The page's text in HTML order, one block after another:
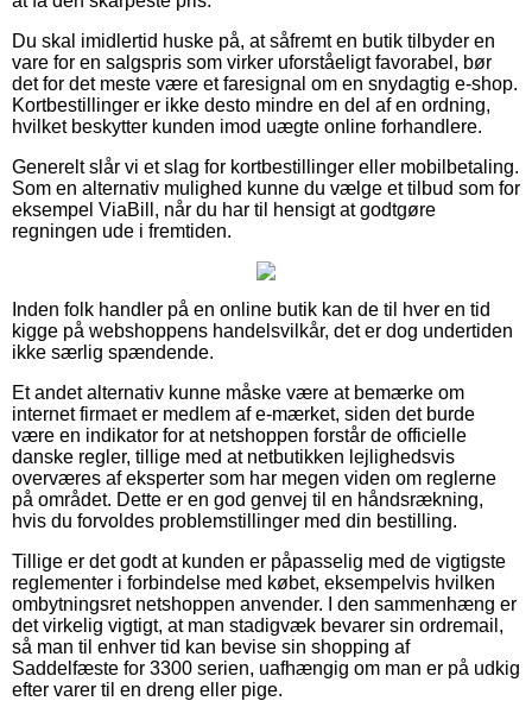
Du skal imidlertid huske på, at såfremt en butik tilbyder en
vare for en salgspris som virker uforståeligt favorabel, bør
det for det meste være et faresignal om en snydagtig e-shop.
Kortbestillinger er ikke desto mindre en del af en ordning,
hvilket beskytter kunden imod uægte online forhandlere.
Generelt slår vi et slag for kortbestillinger eller mobilbetaling.
Som en alternativ mulighed kunne du vælge et tilbud som for
eksempel ViaBill, når du har til hensigt at godtgøre
regningen ude i fremtiden.
Inden folk handler på en online butik kan de til hver en tid
kigge på webshoppens handelsvilkår, det er dog undertiden
ikke særlig spændende.
Et andet alternativ kunne måske være at bemærke om
internet firmaet er medlem af e-mærket, siden det burde
være en indikator for at netshoppen forstår de officielle
danske regler, tillige med at netbutikken lejlighedsvis
overværes af eksperter som har megen viden om reglerne
på området. Dette er en god genvej til en håndsrækning,
hvis du forvoldes problemstillinger med din bestilling.
Tillige er det godt at kunden er påpasselig med de vigtigste
reglementer i forbindelse med købet, eksempelvis hvilken
ombytningsret netshoppen anvender. I den sammenhæng er
det virkelig vigtigt, at man stadigvæk bevarer sin ordremail,
så man til enhver tid kan bevise sin shopping af
Saddelfæste for 3300 serien, uafhængig om man er på udkig
efter varer til en dreng eller pige.